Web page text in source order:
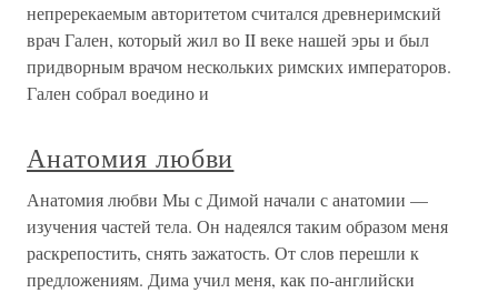
непререкаемым авторитетом считался древнеримский
врач Гален, который жил во II веке нашей эры и был
придворным врачом нескольких римских императоров.
Гален собрал воедино и
Анатомия любви
Анатомия любви Мы с Димой начали с анатомии —
изучения частей тела. Он надеялся таким образом меня
раскрепостить, снять зажатость. От слов перешли к
предложениям. Дима учил меня, как по-английски